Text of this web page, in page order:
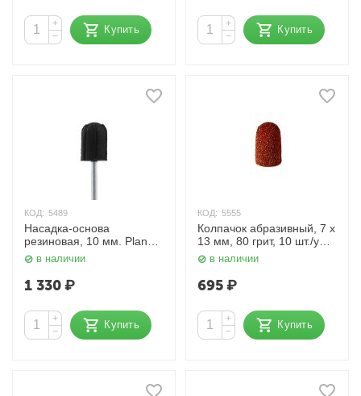
+
−
Купить
+
−
Купить
КОД: 5489
Насадка-основа
резиновая, 10 мм. Planet
Nailsв наличии
1 330₽
+
−
Купить
КОД: 5555
Колпачок абразивный, 7 x
13 мм, 80 грит, 10 шт./уп.
Planet Nails
в наличии
695₽
+
−
Купить